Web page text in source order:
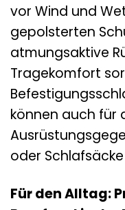
vor Wind und
gepolsterten
atmungsaktive
Tragekomfort
können auch für
oder
Für den Alltag: